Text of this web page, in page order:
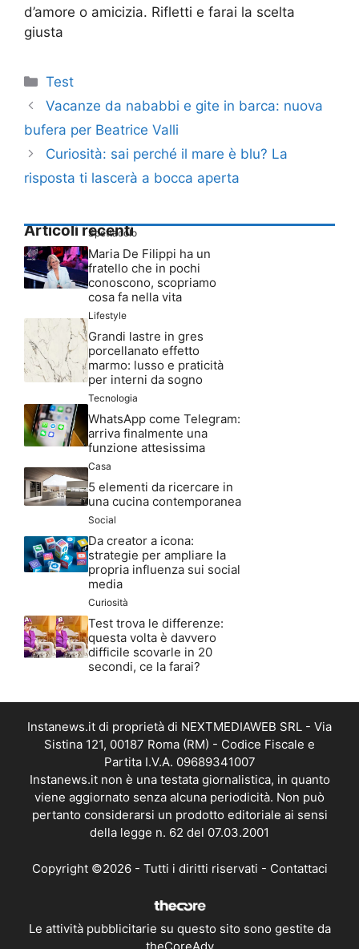
d’amore o amicizia. Rifletti e farai la scelta
giusta
Categorie
Test
Vacanze da nababbi e gite in barca: nuova
bufera per Beatrice Valli
Curiosità: sai perché il mare è blu? La
risposta ti lascerà a bocca aperta
Articoli recenti
Spettacolo
Maria De Filippi ha un
fratello che in pochi
conoscono, scopriamo
cosa fa nella vita
Lifestyle
Grandi lastre in gres
porcellanato effetto
marmo: lusso e praticità
per interni da sogno
Tecnologia
WhatsApp come Telegram:
arriva finalmente una
funzione attesissima
Casa
5 elementi da ricercare in
una cucina contemporanea
Social
Da creator a icona:
strategie per ampliare la
propria influenza sui social
media
Curiosità
Test trova le differenze:
questa volta è davvero
difficile scovarle in 20
secondi, ce la farai?
Instanews.it di proprietà di NEXTMEDIAWEB SRL - Via
Sistina 121, 00187 Roma (RM) - Codice Fiscale e
Partita I.V.A. 09689341007
Instanews.it non è una testata giornalistica, in quanto
viene aggiornato senza alcuna periodicità. Non può
pertanto considerarsi un prodotto editoriale ai sensi
della legge n. 62 del 07.03.2001
Copyright ©2026 - Tutti i diritti riservati - Contattaci
Le attività pubblicitarie su questo sito sono gestite da